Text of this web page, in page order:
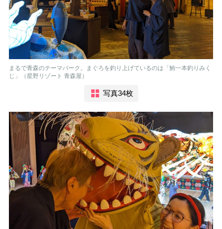
まるで青森のテーマパーク。まぐろを釣り上げているのは「鮪一本釣りみく
じ」（星野リゾート 青森屋）
写真34枚